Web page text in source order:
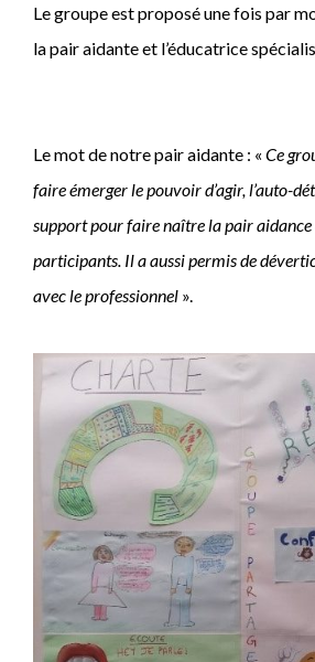
Le groupe est proposé une fois par
la pair aidante et l’éducatrice
Le mot de notre pair aidante : « Ce
faire émerger le pouvoir d’agir, l’auto-
support pour faire naître la pair aidance
participants. Il a aussi permis de
avec le professionnel ».